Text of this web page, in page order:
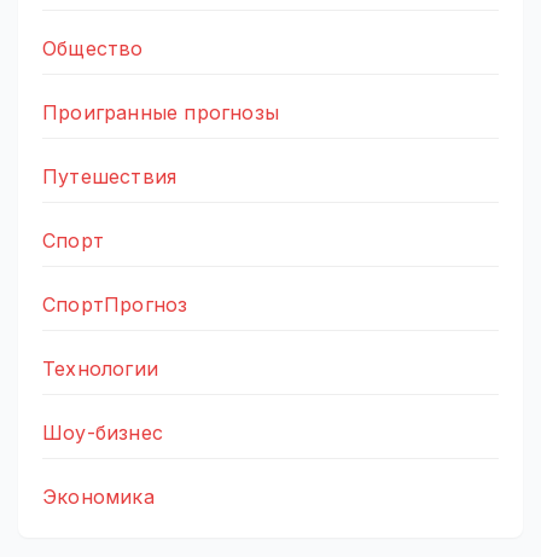
Общество
Проигранные прогнозы
Путешествия
Спорт
СпортПрогноз
Технологии
Шоу-бизнес
Экономика